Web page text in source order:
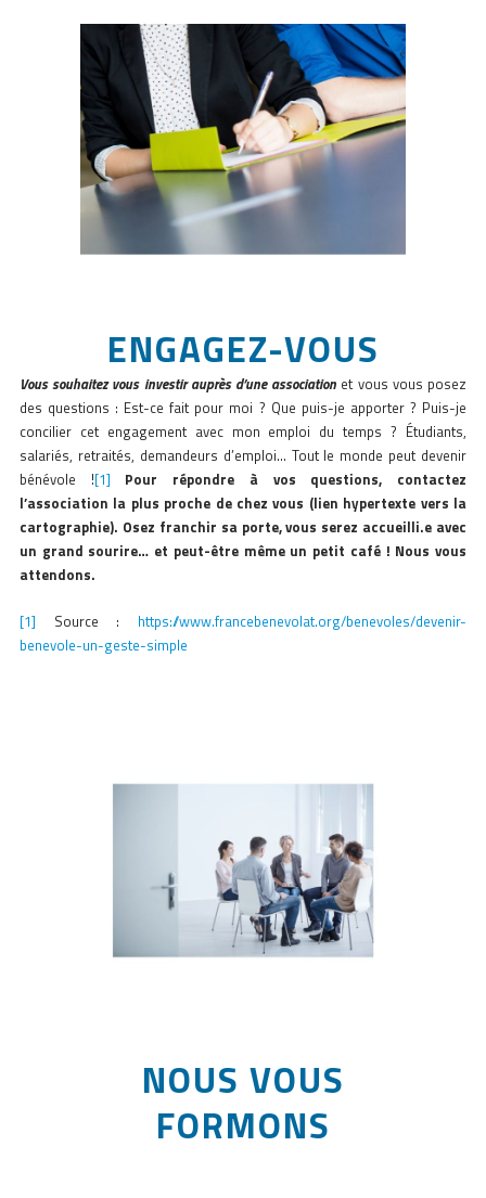
ENGAGEZ-VOUS
Vous souhaitez vous investir auprès d’une association et vous vous posez
des questions : Est-ce fait pour moi ? Que puis-je apporter ? Puis-je
concilier cet engagement avec mon emploi du temps ? Étudiants,
salariés, retraités, demandeurs d’emploi… Tout le monde peut devenir
bénévole ![1]
Pour répondre à vos questions, contactez
l’association la plus proche de chez vous (lien hypertexte vers la
cartographie). Osez franchir sa porte, vous serez accueilli.e avec
un grand sourire… et peut-être même un petit café ! Nous vous
attendons.
[1] Source : https://www.francebenevolat.org/benevoles/devenir-
benevole-un-geste-simple
NOUS VOUS
FORMONS